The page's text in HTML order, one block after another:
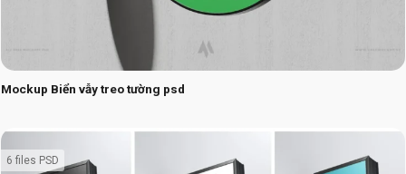
Mockup Biển vẫy treo tường psd
6 files PSD